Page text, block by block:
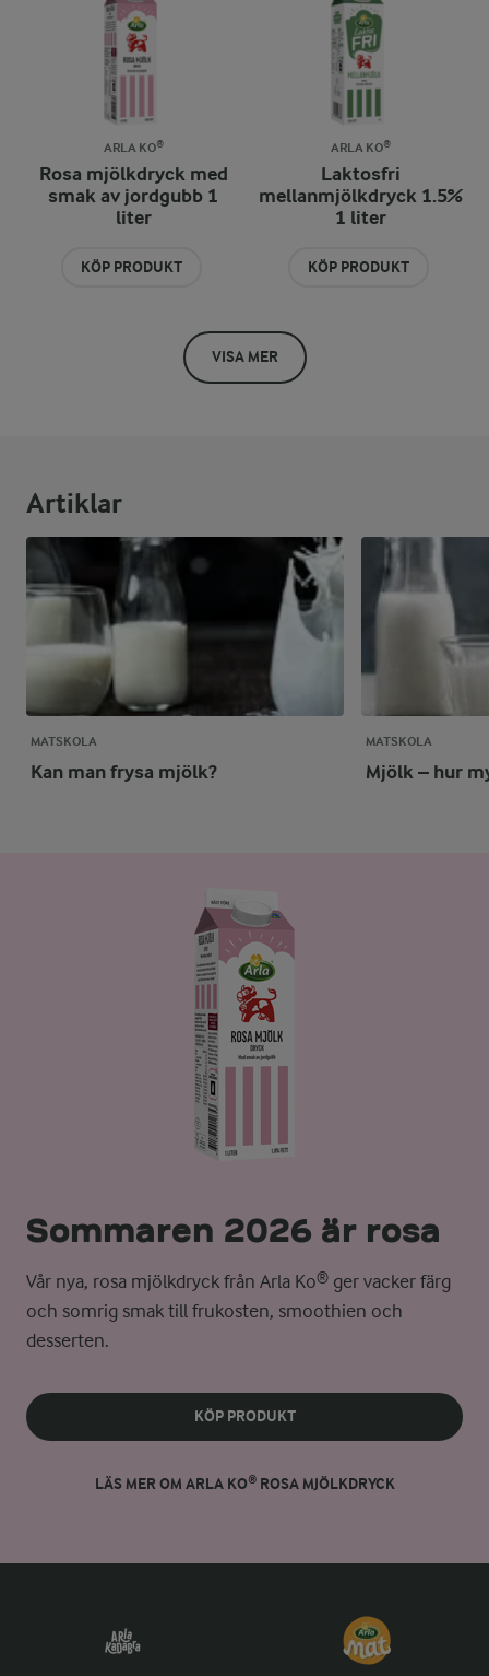
ARLA KO®
Rosa mjölkdryck med
smak av jordgubb 1
liter
KÖP PRODUKT
ARLA KO®
Laktosfri
mellanmjölkdryck 1.5%
1 liter
KÖP PRODUKT
VISA MER
Artiklar
MATSKOLA
Kan man frysa mjölk?
MATSKOLA
Mjölk – hur
Sommaren 2026 är rosa
Vår nya, rosa mjölkdryck från Arla Ko® ger vacker färg
och somrig smak till frukosten, smoothien och
desserten.
KÖP PRODUKT
LÄS MER OM ARLA KO® ROSA MJÖLKDRYCK